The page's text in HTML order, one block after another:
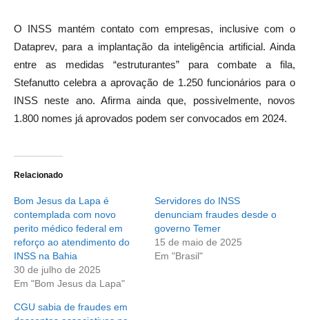
O INSS mantém contato com empresas, inclusive com o
Dataprev, para a implantação da inteligência artificial. Ainda
entre as medidas “estruturantes” para combate a fila,
Stefanutto celebra a aprovação de 1.250 funcionários para o
INSS neste ano. Afirma ainda que, possivelmente, novos
1.800 nomes já aprovados podem ser convocados em 2024.
Relacionado
Bom Jesus da Lapa é
contemplada com novo
perito médico federal em
reforço ao atendimento do
INSS na Bahia
30 de julho de 2025
Em "Bom Jesus da Lapa"
Servidores do INSS
denunciam fraudes desde o
governo Temer
15 de maio de 2025
Em "Brasil"
CGU sabia de fraudes em